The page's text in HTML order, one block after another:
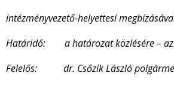
intézményvezető-helyettesi
Határidő: a határozat közlésére –
Felelős: dr. Csőzik László